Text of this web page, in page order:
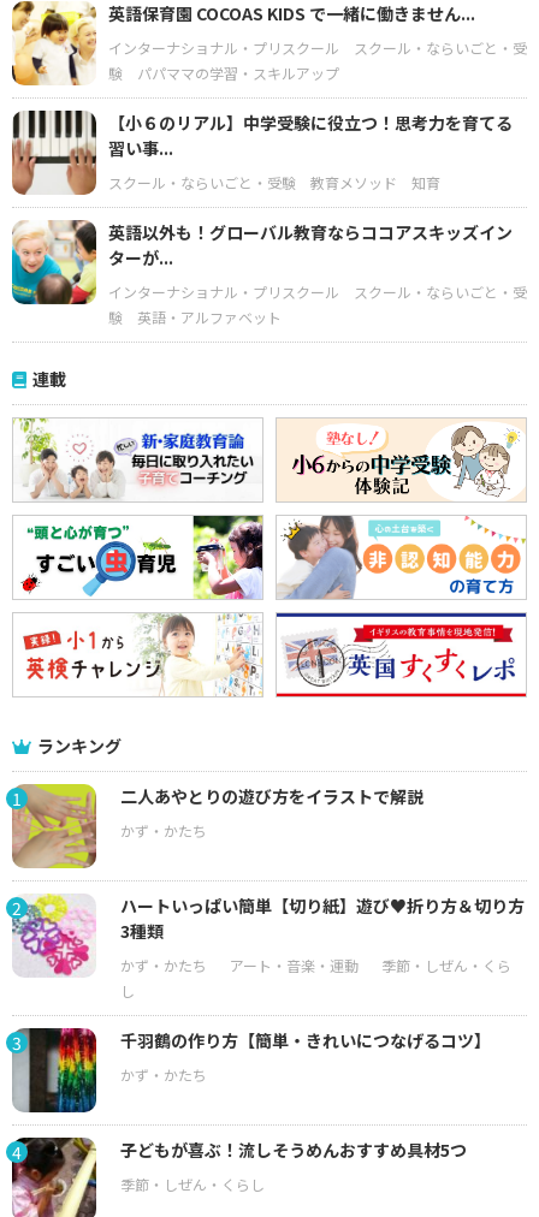
英語保育園 COCOAS KIDS で一緒に働きません...
インターナショナル・プリスクール
スクール・ならいごと・受
験
パパママの学習・スキルアップ
【小６のリアル】中学受験に役立つ！思考力を育てる
習い事...
スクール・ならいごと・受験 教育メソッド 知育
英語以外も！グローバル教育ならココアスキッズイン
ターが...
インターナショナル・プリスクール
スクール・ならいごと・受
験
英語・アルファベット
連載
ランキング
1 二人あやとりの遊び方をイラストで解説
2
ハートいっぱい簡単【切り紙】遊び♥折り方＆切り方
3種類
3 千羽鶴の作り方【簡単・きれいにつなげるコツ】
4 子どもが喜ぶ！流しそうめんおすすめ具材5つ